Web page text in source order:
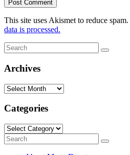
This site uses Akismet to reduce spam.
data is processed.
Search
for:
Search
Archives
Archives
Categories
Categories
Search
for:
Search